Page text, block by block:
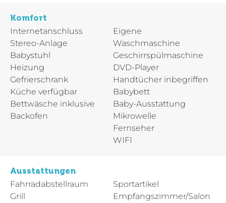
Komfort
Internetanschluss
Stereo-Anlage
Babystuhl
Heizung
Gefrierschrank
Küche verfügbar
Bettwäsche inklusive
Backofen
Eigene
Waschmaschine
Geschirrspülmaschine
DVD-Player
Handtücher inbegriffen
Babybett
Baby-Ausstattung
Mikrowelle
Fernseher
WIFI
Ausstattungen
Fahrradabstellraum
Grill
Sportartikel
Empfangszimmer/Salon